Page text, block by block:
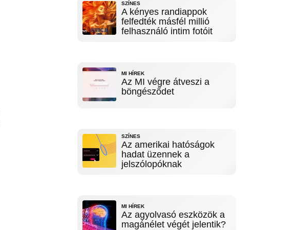
SZÍNES
A kényes randiappok
felfedték másfél millió
felhasználó intim fotóit
MI HÍREK
Az MI végre átveszi a
böngésződet
SZÍNES
Az amerikai hatóságok
hadat üzennek a
jelszólopóknak
MI HÍREK
Az agyolvasó eszközök a
magánélet végét jelentik?